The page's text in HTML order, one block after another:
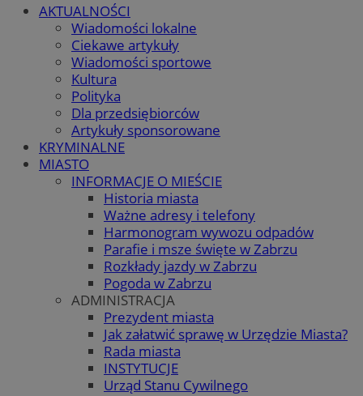
AKTUALNOŚCI
Wiadomości lokalne
Ciekawe artykuły
Wiadomości sportowe
Kultura
Polityka
Dla przedsiębiorców
Artykuły sponsorowane
KRYMINALNE
MIASTO
INFORMACJE O MIEŚCIE
Historia miasta
Ważne adresy i telefony
Harmonogram wywozu odpadów
Parafie i msze święte w Zabrzu
Rozkłady jazdy w Zabrzu
Pogoda w Zabrzu
ADMINISTRACJA
Prezydent miasta
Jak załatwić sprawę w Urzędzie Miasta?
Rada miasta
INSTYTUCJE
Urząd Stanu Cywilnego